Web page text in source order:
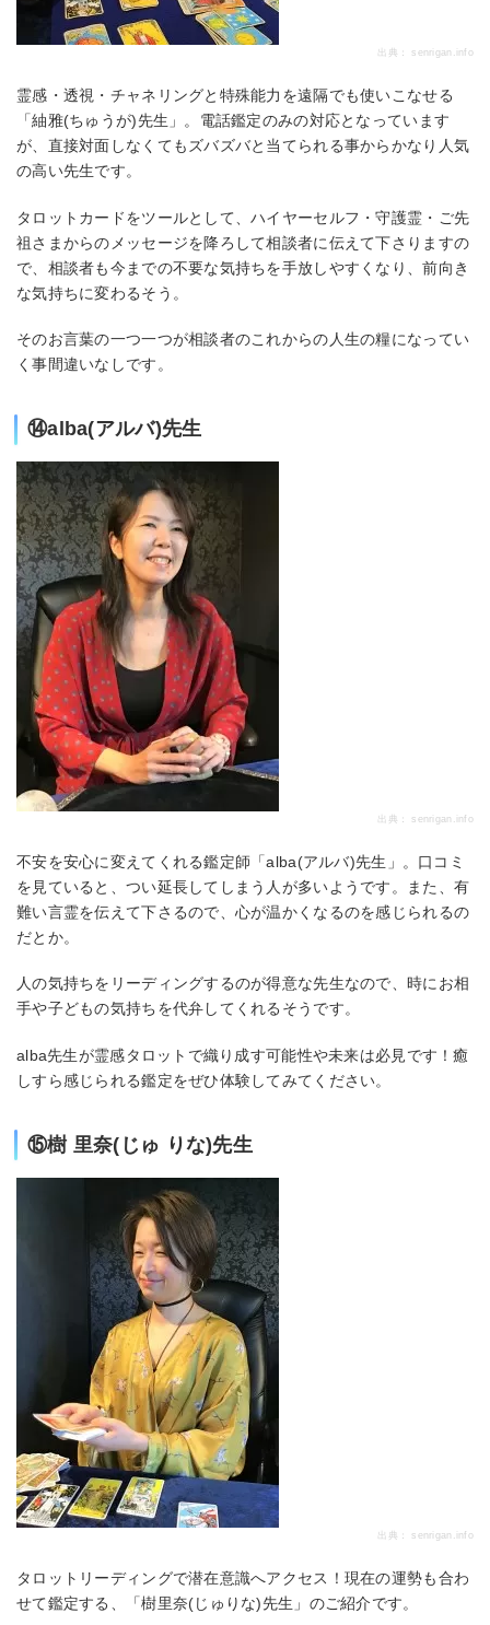
出典： senrigan.info
霊感・透視・チャネリングと特殊能力を遠隔でも使いこなせる
「紬雅(ちゅうが)先生」。電話鑑定のみの対応となっています
が、直接対面しなくてもズバズバと当てられる事からかなり人気
の高い先生です。
タロットカードをツールとして、ハイヤーセルフ・守護霊・ご先
祖さまからのメッセージを降ろして相談者に伝えて下さりますの
で、相談者も今までの不要な気持ちを手放しやすくなり、前向き
な気持ちに変わるそう。
そのお言葉の一つ一つが相談者のこれからの人生の糧になってい
く事間違いなしです。
⑭alba(アルバ)先生
出典： senrigan.info
不安を安心に変えてくれる鑑定師「alba(アルバ)先生」。口コミ
を見ていると、つい延長してしまう人が多いようです。また、有
難い言霊を伝えて下さるので、心が温かくなるのを感じられるの
だとか。
人の気持ちをリーディングするのが得意な先生なので、時にお相
手や子どもの気持ちを代弁してくれるそうです。
alba先生が霊感タロットで織り成す可能性や未来は必見です！癒
しすら感じられる鑑定をぜひ体験してみてください。
⑮樹 里奈(じゅ りな)先生
出典： senrigan.info
タロットリーディングで潜在意識へアクセス！現在の運勢も合わ
せて鑑定する、「樹里奈(じゅりな)先生」のご紹介です。